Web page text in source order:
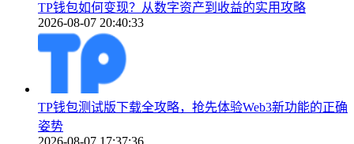
TP钱包如何变现？从数字资产到收益的实用攻略
2026-08-07 20:40:33
TP钱包测试版下载全攻略，抢先体验Web3新功能的正确
姿势
2026-08-07 17:37:36